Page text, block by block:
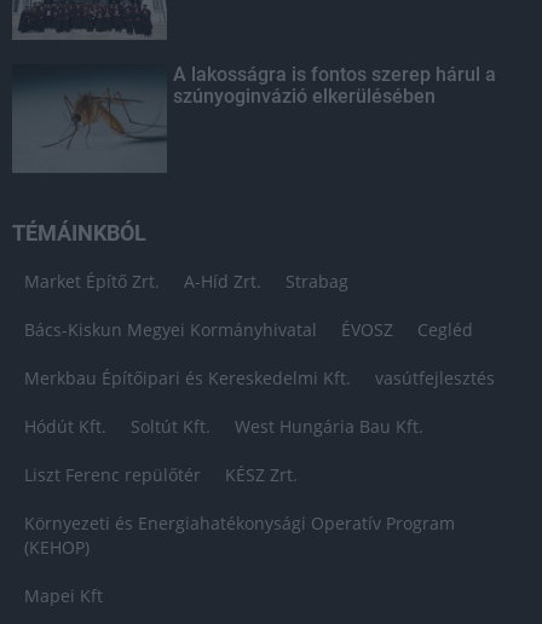
A lakosságra is fontos szerep hárul a
szúnyoginvázió elkerülésében
TÉMÁINKBÓL
Market Építő Zrt. A-Híd Zrt. Strabag
Bács-Kiskun Megyei Kormányhivatal ÉVOSZ Cegléd
Merkbau Építőipari és Kereskedelmi Kft. vasútfejlesztés
Hódút Kft. Soltút Kft. West Hungária Bau Kft.
Liszt Ferenc repülőtér KÉSZ Zrt.
Környezeti és Energiahatékonysági Operatív Program
(KEHOP)
Mapei Kft